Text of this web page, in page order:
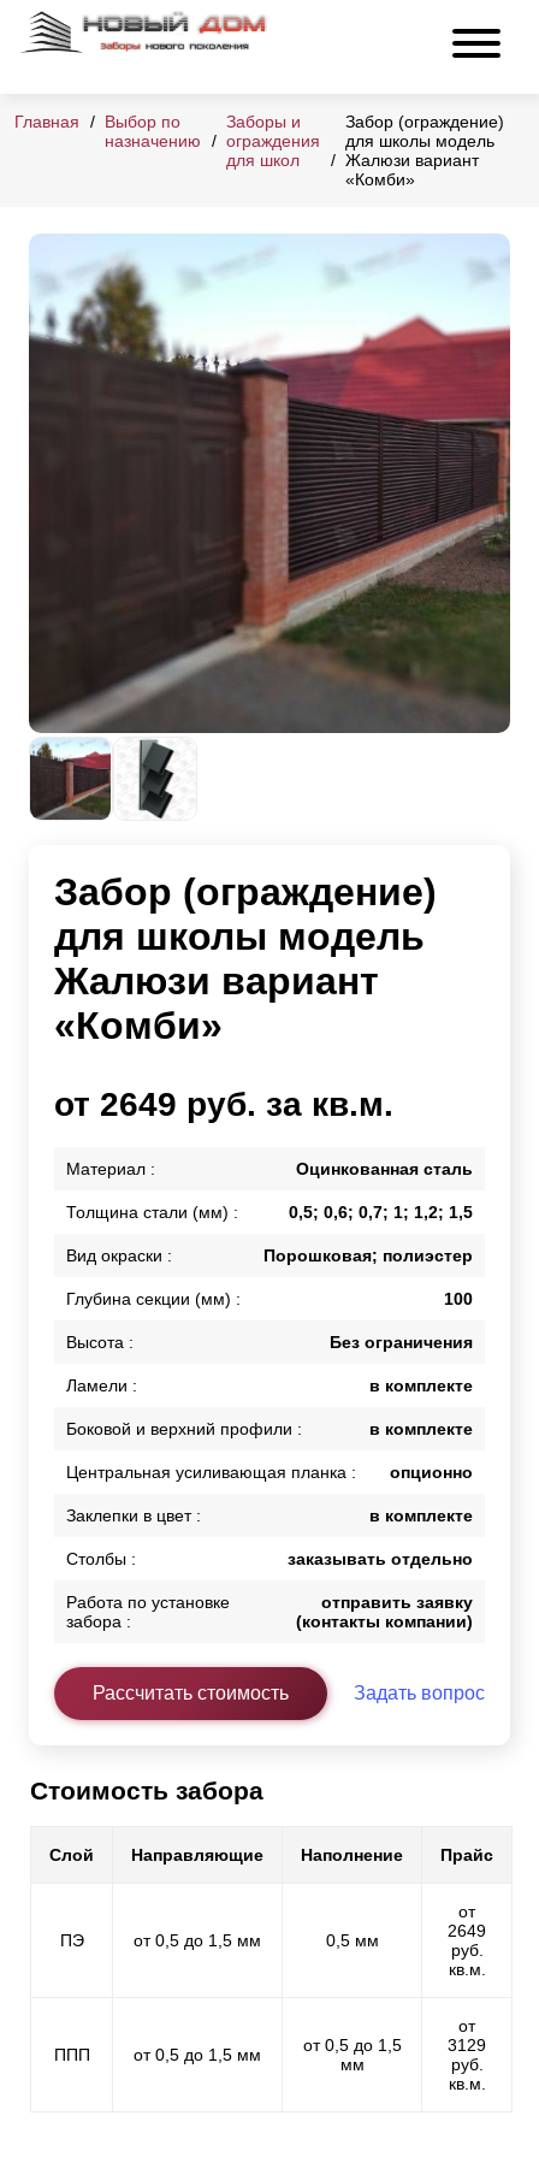
Главная
Выбор по
назначению
Заборы и
ограждения
для школ
Забор (ограждение)
для школы модель
Жалюзи вариант
«Комби»
Забор (ограждение)
для школы модель
Жалюзи вариант
«Комби»
от 2649 руб. за кв.м.
Материал : Оцинкованная сталь
Толщина стали (мм) : 0,5; 0,6; 0,7; 1; 1,2; 1,5
Вид окраски : Порошковая; полиэстер
Глубина секции (мм) : 100
Высота : Без ограничения
Ламели : в комплекте
Боковой и верхний профили : в комплекте
Центральная усиливающая планка : опционно
Заклепки в цвет : в комплекте
Столбы : заказывать отдельно
Работа по установке
забора :
отправить заявку
(контакты компании)
Рассчитать стоимость Задать вопрос
Стоимость забора
Слой Направляющие Наполнение Прайс
ПЭ от 0,5 до 1,5 мм 0,5 мм
от
2649
руб.
кв.м.
ППП от 0,5 до 1,5 мм
от 0,5 до 1,5
мм
от
3129
руб.
кв.м.